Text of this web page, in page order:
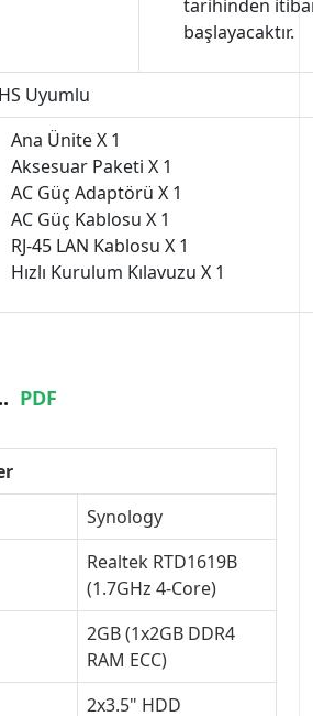
tarihinden
başlayacaktır.
Uyumlu
Ana Ünite X 1
Aksesuar Paketi X 1
AC Güç Adaptörü X 1
AC Güç Kablosu X 1
RJ-45 LAN Kablosu X 1
Hızlı Kurulum Kılavuzu X 1
PDF
Synology
Realtek RTD1619B
(1.7GHz 4-Core)
2GB (1x2GB DDR4
RAM ECC)
2x3.5" HDD